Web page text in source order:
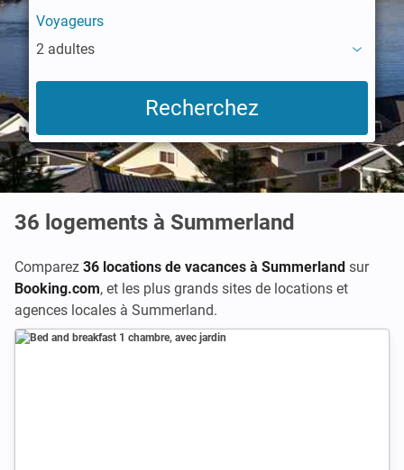
Voyageurs
2 adultes
36 logements à Summerland
Comparez 36 locations de vacances à Summerland sur
Booking.com, et les plus grands sites de locations et
agences locales à Summerland.